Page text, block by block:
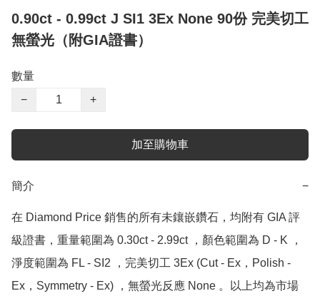
0.90ct - 0.99ct J SI1 3Ex None 90份 完美切工
無螢光（附GIA證書）
數量
−
+
加至購物車
簡介 −
在 Diamond Price 銷售的所有未鑲嵌鑽石，均附有 GIA 評
級證書，重量範圍為 0.30ct - 2.99ct ，顏色範圍為 D - K ，
淨度範圍為 FL - SI2 ，完美切工 3Ex (Cut - Ex，Polish -
Ex，Symmetry - Ex) ，無螢光反應 None 。以上均為市場